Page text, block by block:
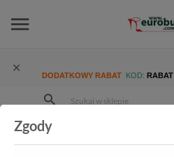
DODATKOWY RABAT KOD: RABAT
Damskie
Czółenka
Zgody